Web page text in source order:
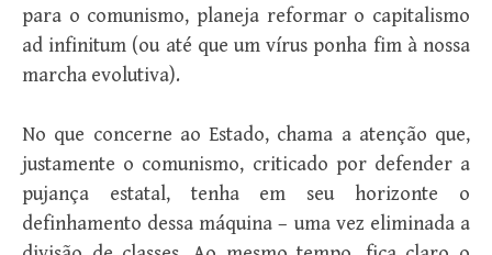
para o comunismo, planeja reformar o capitalismo
ad infinitum (ou até que um vírus ponha fim à nossa
marcha evolutiva).
No que concerne ao Estado, chama a atenção que,
justamente o comunismo, criticado por defender a
pujança estatal, tenha em seu horizonte o
definhamento dessa máquina – uma vez eliminada a